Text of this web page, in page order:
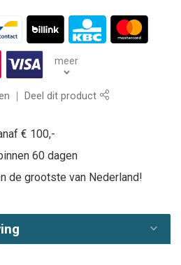
meer
Deel dit product
€ 100,-
60 dagen
de grootste van Nederland!